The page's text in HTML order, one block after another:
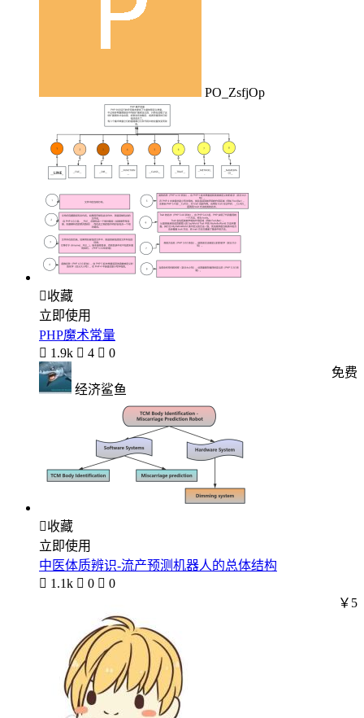
PO_ZsfjOp
收藏
立即使用
PHP魔术常量
 1.9k  4  0
经济鲨鱼
免费
收藏
立即使用
中医体质辨识-流产预测机器人的总体结构
 1.1k  0  0
￥5